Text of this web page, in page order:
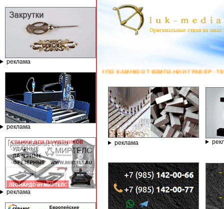
реклама
реклама
реклама
СТАНКИ ПО КАМНЮ ОТ КОМПАНИИ ГРАВЁР - ТЕЛЕФОН 8.800.77-53-
реклама